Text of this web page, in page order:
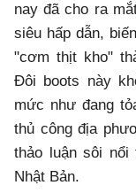
nay đã cho ra
siêu hấp dẫn,
"cơm thịt kho"
Đôi boots này
mức như đang
thủ công địa
thảo luận sôi
Nhật Bản.